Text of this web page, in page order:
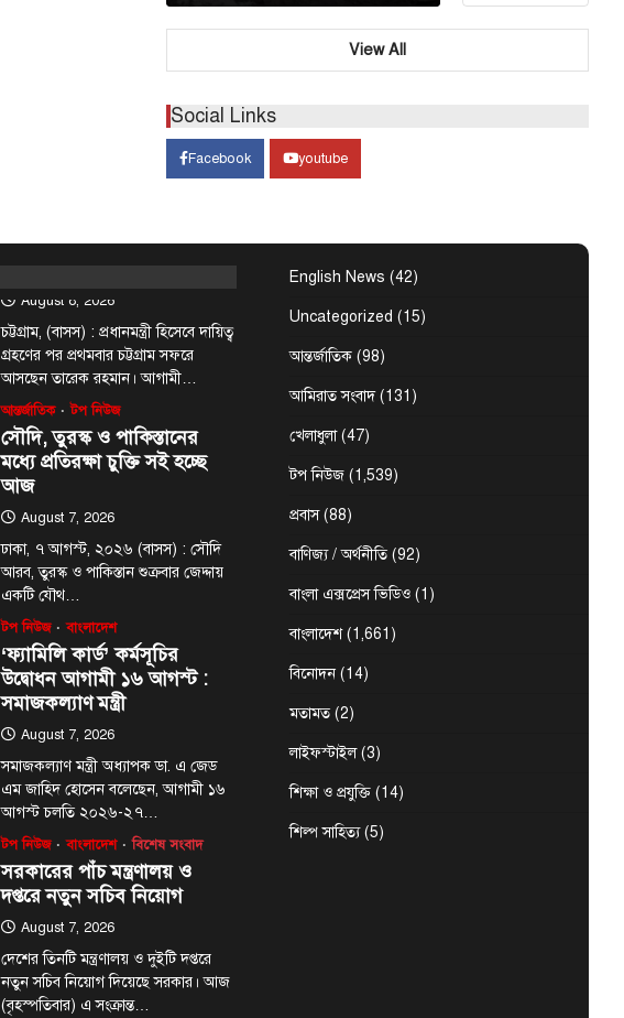
View All
Social Links
Facebook youtube
প্রধানমন্ত্রী হিসাবে ২০ বছরের
এনামুল হক রাশেদী, চট্টগ্রামঃ ★ দুই
দশক পর আবার প্রধানমন্ত্রীর অপেক্ষায়
বাঁশখালী—সেদিন ছিল জনতার ঢল,…
প্রধানমন্ত্রীকে বরণে প্রস্তুত চট্টগ্রাম,
নেতাকর্মীরা উজ্জীবিত
August 8, 2026
চট্টগ্রাম, (বাসস) : প্রধানমন্ত্রী হিসেবে দায়িত্ব
গ্রহণের পর প্রথমবার চট্টগ্রাম সফরে
আসছেন তারেক রহমান। আগামী…
আন্তর্জাতিক টপ নিউজ
সৌদি, তুরস্ক ও পাকিস্তানের
মধ্যে প্রতিরক্ষা চুক্তি সই হচ্ছে
আজ
August 7, 2026
ঢাকা, ৭ আগস্ট, ২০২৬ (বাসস) : সৌদি
আরব, তুরস্ক ও পাকিস্তান শুক্রবার জেদ্দায়
একটি যৌথ…
টপ নিউজ বাংলাদেশ
‘ফ্যামিলি কার্ড’ কর্মসূচির
উদ্বোধন আগামী ১৬ আগস্ট :
সমাজকল্যাণ মন্ত্রী
August 7, 2026
সমাজকল্যাণ মন্ত্রী অধ্যাপক ডা. এ জেড
এম জাহিদ হোসেন বলেছেন, আগামী ১৬
আগস্ট চলতি ২০২৬-২৭…
টপ নিউজ বাংলাদেশ বিশেষ সংবাদ
সরকারের পাঁচ মন্ত্রণালয় ও
দপ্তরে নতুন সচিব নিয়োগ
August 7, 2026
দেশের তিনটি মন্ত্রণালয় ও দুইটি দপ্তরে
নতুন সচিব নিয়োগ দিয়েছে সরকার। আজ
(বৃহস্পতিবার) এ সংক্রান্ত…
English News (42)
Uncategorized (15)
আন্তর্জাতিক (98)
আমিরাত সংবাদ(131)
খেলাধুলা(47)
টপ নিউজ (1,539)
প্রবাস(88)
বাণিজ্য / অর্থনীতি (92)
বাংলা এক্সপ্রেস ভিডিও (1)
বাংলাদেশ(1,661)
বিনোদন (14)
মতামত (2)
লাইফস্টাইল(3)
শিক্ষা ও প্রযুক্তি (14)
শিল্প সাহিত্য(5)